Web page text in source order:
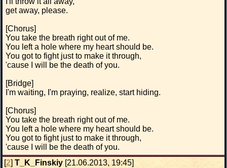
get away, please.
[Chorus]
You take the breath right out of me.
You left a hole where my heart should be.
You got to fight just to make it through,
'cause I will be the death of you.
[Bridge]
I'm waiting, I'm praying, realize, start hiding.
[Chorus]
You take the breath right out of me.
You left a hole where my heart should be.
You got to fight just to make it through,
'cause I will be the death of you.
[2] T_K_Finskiy [21.06.2013, 19:45]